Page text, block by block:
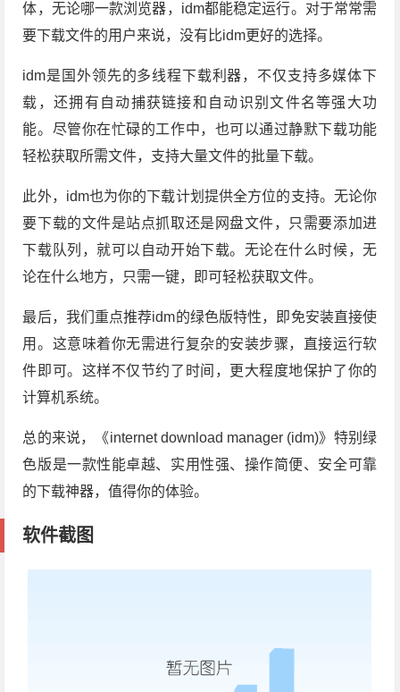
体，无论哪一款浏览器，idm都能稳定运行。对于常常需
要下载文件的用户来说，没有比idm更好的选择。
idm是国外领先的多线程下载利器，不仅支持多媒体下
载，还拥有自动捕获链接和自动识别文件名等强大功
能。尽管你在忙碌的工作中，也可以通过静默下载功能
轻松获取所需文件，支持大量文件的批量下载。
此外，idm也为你的下载计划提供全方位的支持。无论你
要下载的文件是站点抓取还是网盘文件，只需要添加进
下载队列，就可以自动开始下载。无论在什么时候，无
论在什么地方，只需一键，即可轻松获取文件。
最后，我们重点推荐idm的绿色版特性，即免安装直接使
用。这意味着你无需进行复杂的安装步骤，直接运行软
件即可。这样不仅节约了时间，更大程度地保护了你的
计算机系统。
总的来说，《internet download manager (idm)》特别绿
色版是一款性能卓越、实用性强、操作简便、安全可靠
的下载神器，值得你的体验。
软件截图